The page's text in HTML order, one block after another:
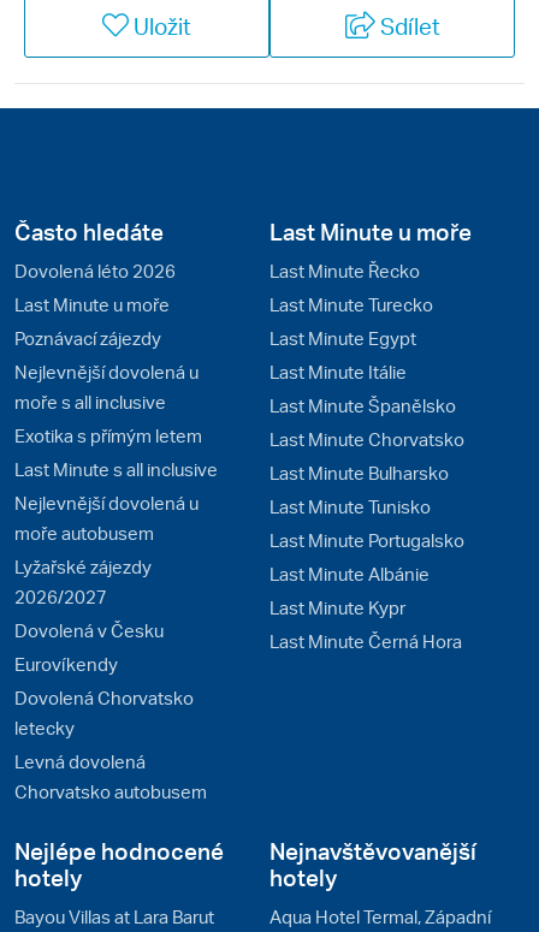
Uložit Sdílet
Často hledáte
Dovolená léto 2026
Last Minute u moře
Poznávací zájezdy
Nejlevnější dovolená u
moře s all inclusive
Exotika s přímým letem
Last Minute s all inclusive
Nejlevnější dovolená u
moře autobusem
Lyžařské zájezdy
2026/2027
Dovolená v Česku
Eurovíkendy
Dovolená Chorvatsko
letecky
Levná dovolená
Chorvatsko autobusem
Last Minute u moře
Last Minute Řecko
Last Minute Turecko
Last Minute Egypt
Last Minute Itálie
Last Minute Španělsko
Last Minute Chorvatsko
Last Minute Bulharsko
Last Minute Tunisko
Last Minute Portugalsko
Last Minute Albánie
Last Minute Kypr
Last Minute Černá Hora
Nejlépe hodnocené
hotely
Bayou Villas at Lara Barut
Nejnavštěvovanější
hotely
Aqua Hotel Termal, Západní